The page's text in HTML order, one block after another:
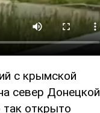
с крымской
север Донецкой
так открыто